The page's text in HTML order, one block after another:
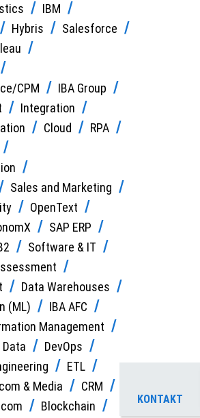
IBM
Hybris
Salesforce
CPM
IBA Group
Integration
Cloud
RPA
Sales and Marketing
OpenText
SAP ERP
Software & IT
Data Warehouses
(ML)
IBA AFC
Management
Data
DevOps
ETL
& Media
CRM
Blockchain
KONTAKT